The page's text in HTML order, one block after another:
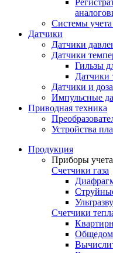
Системы
Датчики
Датчики
Датчики
Гильзы
Датчики
Датчики и
Импульсные
Приводная техника
Устройства
Продукция
Приборы учета
Счетчики газа
Счетчики